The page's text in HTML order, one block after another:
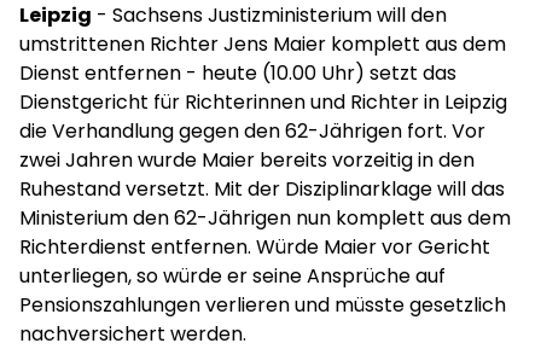
Leipzig - Sachsens Justizministerium will den
umstrittenen Richter Jens Maier komplett aus dem
Dienst entfernen - heute (10.00 Uhr) setzt das
Dienstgericht für Richterinnen und Richter in Leipzig
die Verhandlung gegen den 62-Jährigen fort. Vor
zwei Jahren wurde Maier bereits vorzeitig in den
Ruhestand versetzt. Mit der Disziplinarklage will das
Ministerium den 62-Jährigen nun komplett aus dem
Richterdienst entfernen. Würde Maier vor Gericht
unterliegen, so würde er seine Ansprüche auf
Pensionszahlungen verlieren und müsste gesetzlich
nachversichert werden.